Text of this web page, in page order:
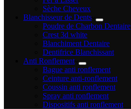
Sèche Cheveux
Blanchisseur de Dents
Poudre de Charbon Dentaire
Crest 3d white
Blanchiment Dentaire
Dentifrice Blanchissant
Anti Ronflement
Bague anti ronflement
Ceinture anti-ronflement
Coussin anti ronflement
Spray anti ronflement
Dispositifs anti ronflement